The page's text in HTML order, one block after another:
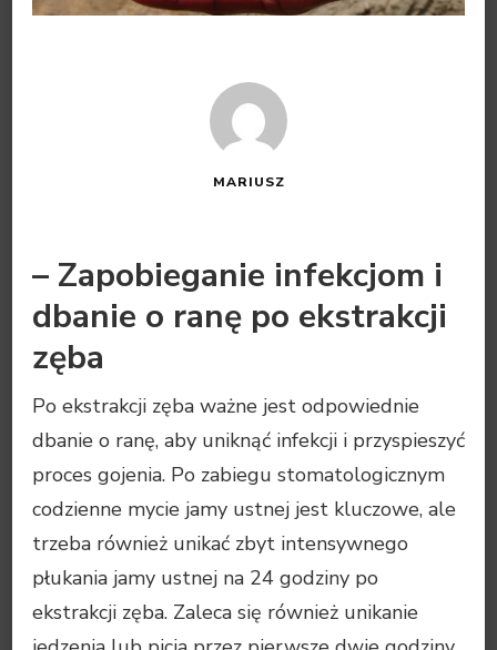
MARIUSZ
– Zapobieganie infekcjom i
dbanie o ranę po ekstrakcji
zęba
Po ekstrakcji zęba ważne jest odpowiednie
dbanie o ranę, aby uniknąć infekcji i przyspieszyć
proces gojenia. Po zabiegu stomatologicznym
codzienne mycie jamy ustnej jest kluczowe, ale
trzeba również unikać zbyt intensywnego
płukania jamy ustnej na 24 godziny po
ekstrakcji zęba. Zaleca się również unikanie